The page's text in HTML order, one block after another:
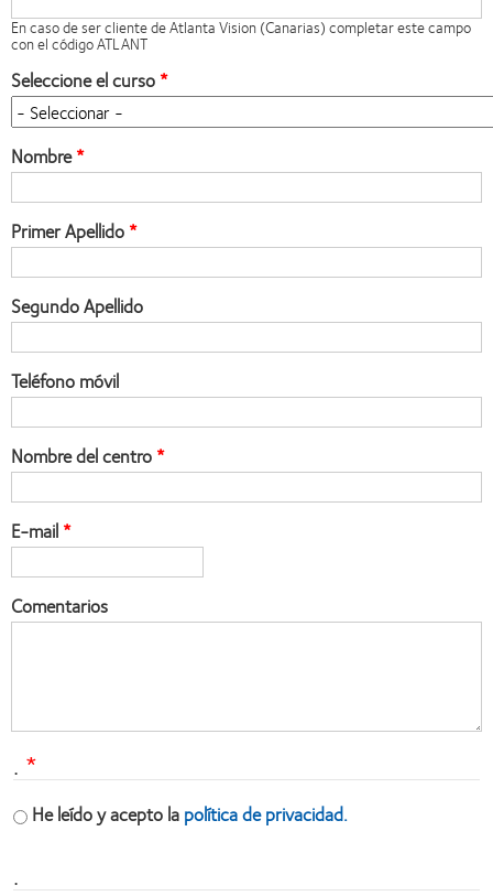
En caso de ser cliente de Atlanta Vision (Canarias) completar este campo
con el código ATLANT
Seleccione el curso
Nombre
Primer Apellido
Segundo Apellido
Teléfono móvil
Nombre del centro
E-mail
Comentarios
.
He leído y acepto lapolítica de privacidad.
.